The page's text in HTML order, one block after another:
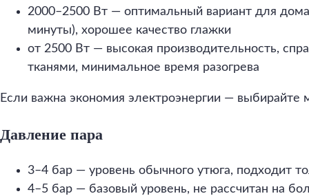
2000–2500 Вт — оптимальный вариант для
минуты), хорошее качество глажки
от 2500 Вт — высокая производительность,
тканями, минимальное время разогрева
Если важна экономия электроэнергии —
Давление пара
3–4 бар — уровень обычного утюга, подходит
4–5 бар — базовый уровень, не рассчитан на